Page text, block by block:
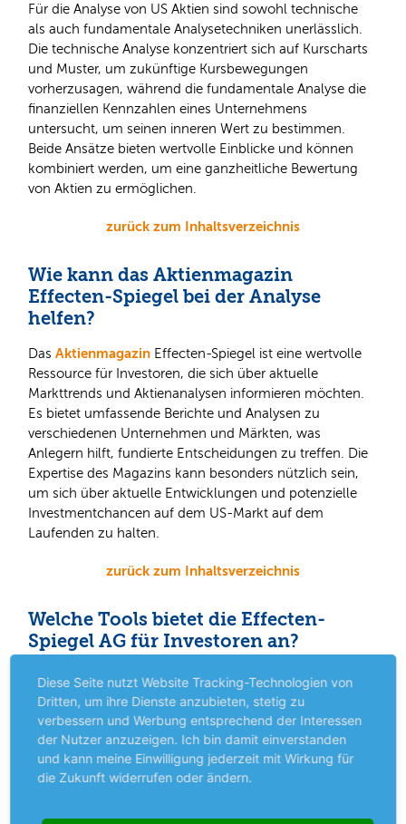
Für die Analyse von US Aktien sind sowohl technische
als auch fundamentale Analysetechniken unerlässlich.
Die technische Analyse konzentriert sich auf Kurscharts
und Muster, um zukünftige Kursbewegungen
vorherzusagen, während die fundamentale Analyse die
finanziellen Kennzahlen eines Unternehmens
untersucht, um seinen inneren Wert zu bestimmen.
Beide Ansätze bieten wertvolle Einblicke und können
kombiniert werden, um eine ganzheitliche Bewertung
von Aktien zu ermöglichen.
zurück zum Inhaltsverzeichnis
Wie kann das Aktienmagazin
Effecten-Spiegel bei der Analyse
helfen?
Das Aktienmagazin Effecten-Spiegel ist eine wertvolle
Ressource für Investoren, die sich über aktuelle
Markttrends und Aktienanalysen informieren möchten.
Es bietet umfassende Berichte und Analysen zu
verschiedenen Unternehmen und Märkten, was
Anlegern hilft, fundierte Entscheidungen zu treffen. Die
Expertise des Magazins kann besonders nützlich sein,
um sich über aktuelle Entwicklungen und potenzielle
Investmentchancen auf dem US-Markt auf dem
Laufenden zu halten.
zurück zum Inhaltsverzeichnis
Welche Tools bietet die Effecten-
Spiegel AG für Investoren an?
Die Effecten-Spiegel AG bietet eine Vielzahl von Tools
und Dienstleistungen, die Investoren bei der Analyse und
Verwaltung ihrer Portfolios unterstützen. Dazu gehören
detaillierte Marktanalysen, Aktienbewertungen und
Berichte überwirtschaftliche Trends. Diese Ressourcen
helfen Anlegern, die Performance ihrer Investitionen zu
um ihre Anlageziele zu erreichen.
Diese Seite nutzt Website Tracking-Technologien von
Dritten, um ihre Dienste anzubieten, stetig zu
verbessern und Werbung entsprechend der Interessen
der Nutzer anzuzeigen. Ich bin damit einverstanden
und kann meine Einwilligung jederzeit mit Wirkung für
die Zukunft widerrufen oder ändern.